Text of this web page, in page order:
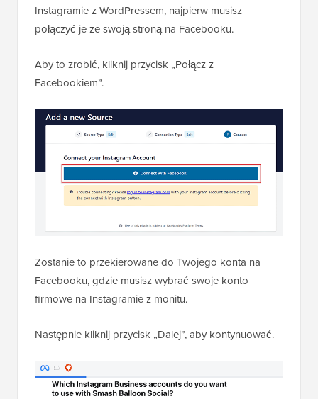
Instagramie z WordPressem, najpierw musisz
połączyć je ze swoją stroną na Facebooku.
Aby to zrobić, kliknij przycisk „Połącz z
Facebookiem”.
Zostanie to przekierowane do Twojego konta na
Facebooku, gdzie musisz wybrać swoje konto
firmowe na Instagramie z monitu.
Następnie kliknij przycisk „Dalej”, aby kontynuować.